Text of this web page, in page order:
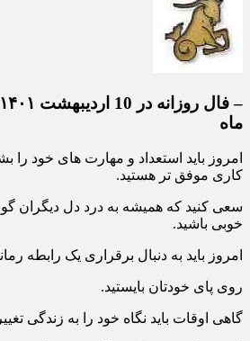
ماه
امروز باید استعداد و مهارت های خود را
کاری موفق تر هستید.
سعی کنید که همیشه به درد دل دیگران
خوبی باشید.
امروز باید به دنبال برقراری یک رابطه
روی پای خودتان بایستید.
گاهی اوقات باید نگاه خود را به زندگی